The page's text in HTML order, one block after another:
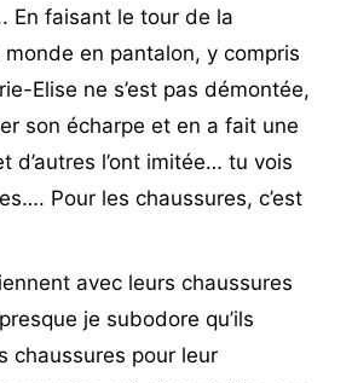
En faisant le tour de la
en pantalon, y compris
Elise ne s’est pas démontée,
son écharpe et en a fait une
d’autres l’ont imitée… tu vois
Pour les chaussures, c’est
avec leurs chaussures
je subodore qu’ils
chaussures pour leur